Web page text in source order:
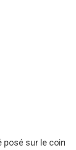
posé sur le coin